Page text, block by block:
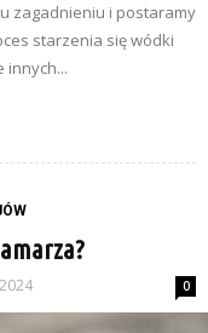
zagadnieniu i postaramy
starzenia się wódki
innych...
0